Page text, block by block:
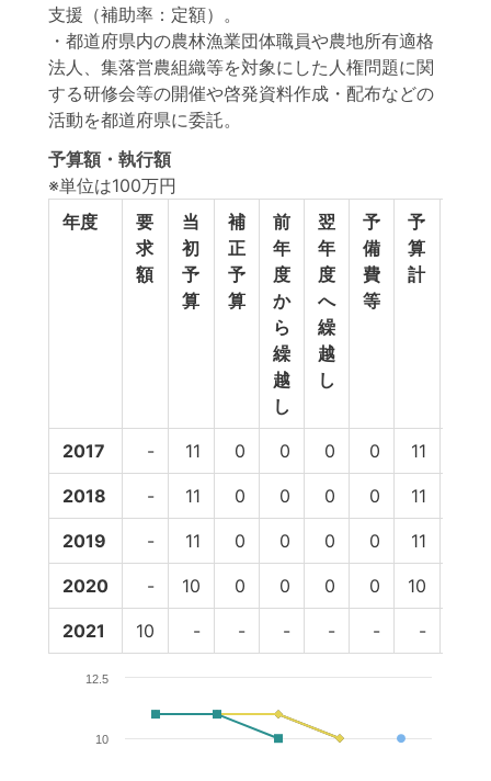
支援（補助率：定額）。
・都道府県内の農林漁業団体職員や農地所有適格
法人、集落営農組織等を対象にした人権問題に関
する研修会等の開催や啓発資料作成・配布などの
活動を都道府県に委託。
予算額・執行額
※単位は100万円
年度
要
求
額
当
初
予
算
補
正
予
算
前
年
度
か
ら
繰
越
し
翌
年
度
へ
繰
越
し
予
備
費
等
予
算
計
2017 - 11 0 0 0 0 11
2018 - 11 0 0 0 0 11
2019 - 11 0 0 0 0 11
2020 - 10 0 0 0 0 10
2021 10 - - - - - -
10
12.5